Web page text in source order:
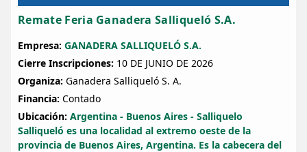
Remate Feria Ganadera Salliqueló S.A.
Empresa: GANADERA SALLIQUELÓ S.A.
Cierre Inscripciones: 10 DE JUNIO DE 2026
Organiza: Ganadera Salliqueló S. A.
Financia: Contado
Ubicación: Argentina - Buenos Aires - Salliquelo
Salliqueló es una localidad al extremo oeste de la
provincia de Buenos Aires, Argentina. Es la cabecera del